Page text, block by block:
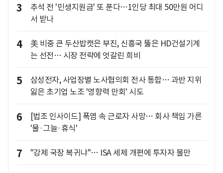
3
추석 전 '민생지원금' 또 푼다…1인당 최대 50만원 어디
서 받나
4
美 비중 큰 두산밥캣은 부진, 신흥국 뚫은 HD건설기계
는 선전… 시장 전략에 엇갈린 희비
5
삼성전자, 사업장별 노사협의회 전사 통합… 과반 지위
잃은 초기업 노조 '영향력 만회' 시도
6
[법조 인사이드] 폭염 속 근로자 사망… 회사 책임 가른
'물·그늘·휴식'
7 "강제 국장 복귀냐"… ISA 세제 개편에 투자자 불만